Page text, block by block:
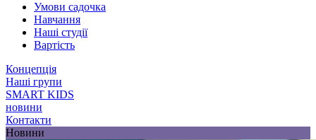
Умови садочка
Навчання
Наші студії
Вартість
Концепція
Наші групи
SMART KIDS
новини
Контакти
Новини